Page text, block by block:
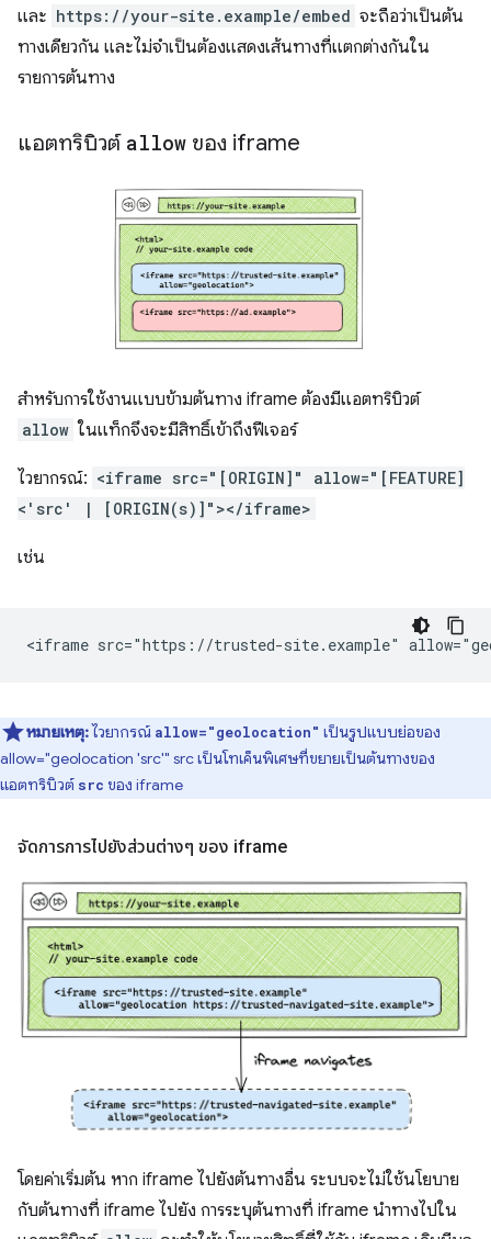
และ https://your-site.example/embed จะถือว่าเป็นต้น
ทางเดียวกัน และไม่จำเป็นต้องแสดงเส้นทางที่แตกต่างกันใน
รายการต้นทาง
แอตทริบิวต์ allow ของ iframe
สำหรับการใช้งานแบบข้ามต้นทาง iframe ต้องมีแอตทริบิวต์
allow ในแท็กจึงจะมีสิทธิ์เข้าถึงฟีเจอร์
ไวยากรณ์: <iframe src="[ORIGIN]" allow="[FEATURE]
<'src' | [ORIGIN(s)]"></iframe>
เช่น
หมายเหตุ:ไวยากรณ์ allow="geolocation" เป็นรูปแบบย่อของ
allow="geolocation 'src'" src เป็นโทเค็นพิเศษที่ขยายเป็นต้นทางของ
แอตทริบิวต์ src ของ iframe
จัดการการไปยังส่วนต่างๆ ของ iframe
โดยค่าเริ่มต้น หาก iframe ไปยังต้นทางอื่น ระบบจะไม่ใช้นโยบาย
กับต้นทางที่ iframe ไปยัง การระบุต้นทางที่ iframe นำทางไปใน